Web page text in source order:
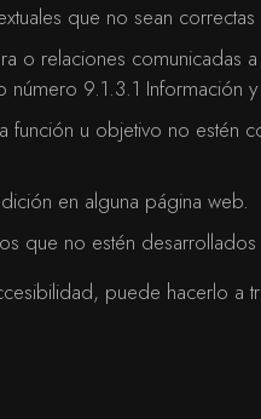
que no sean
o relaciones
9.1.3.1 Información
función u objetivo no
en alguna página web.
que no estén
puede hacerlo a